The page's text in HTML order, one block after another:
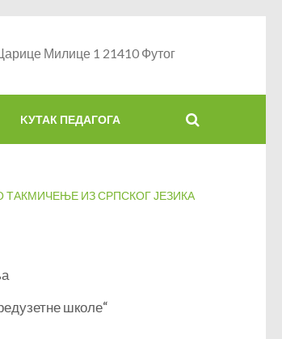
Милице 1 21410 Футог
KУТАК ПЕДАГОГА
ИЗ СРПСКОГ ЈЕЗИКА
школе“